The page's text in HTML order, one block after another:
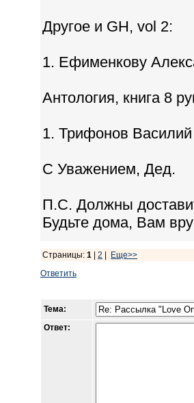
Другое и GH, vol 2:
1. Ефименкову
Антология, книга 8
1. Трифонов
С Уважением, Дед.
П.С. Должны
Будьте дома, Вам
Страницы: 1 2
Еще>>
Ответить
Тема:
Ответ: